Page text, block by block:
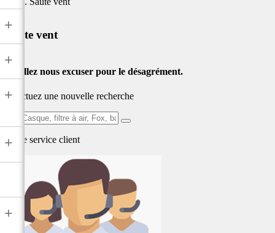
+
+
+
+
+
Saute vent
Veuillez nous excuser pour le désagrément.
Effectuez une nouvelle recherche
Ex:
batterie
Notre service client